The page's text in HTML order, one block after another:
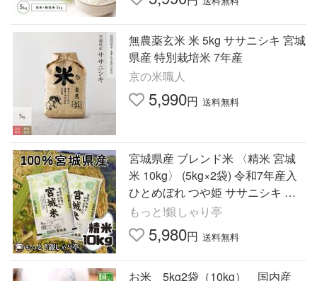
無農薬玄米 米 5kg ササニシキ 宮城
県産 特別栽培米 7年産
京の米職人
5,990円 送料無料
宮城県産 ブレンド米 〈精米 宮城
米 10kg〉 (5kg×2袋) 令和7年産入
ひとめぼれ つや姫 ササニシキ 白
米 お米 国内産 送料無料 安い お中
元 ギフト
もっと!銀しゃり亭
5,980円 送料無料
お米 5kg2袋（10kg） 国内産